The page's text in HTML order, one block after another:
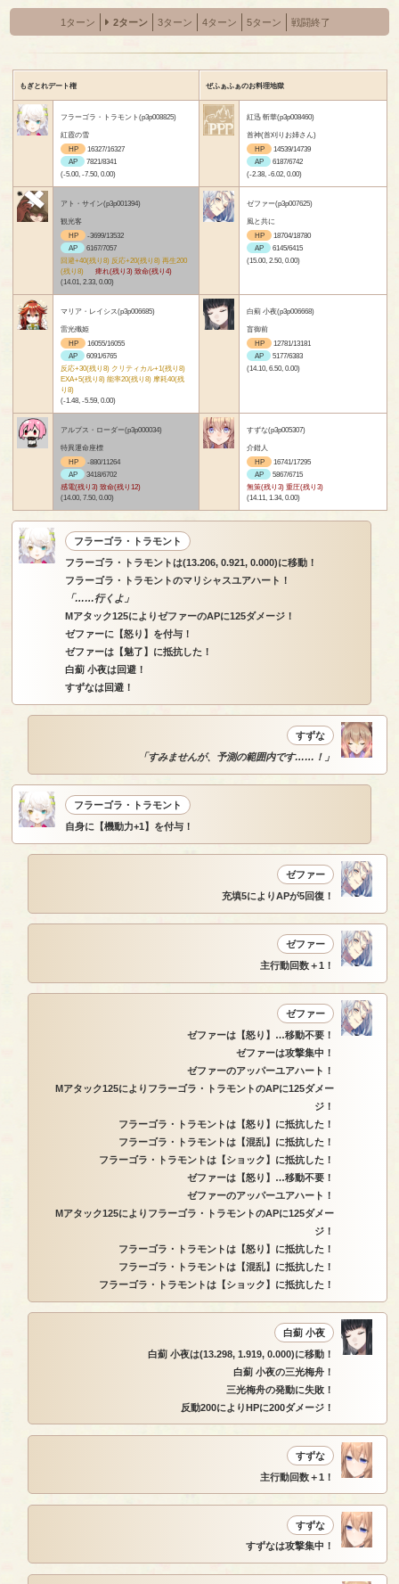
1ターン 2ターン 3ターン 4ターン 5ターン 戦闘終了
もぎとれデート権 ぜふぁふぁのお料理地獄
フラーゴラ・トラモント(p3p008825)
紅霞の雪
HP
16327/16327
AP
7821/8341
(-5.00, -7.50, 0.00)
紅迅 斬華(p3p008460)
首神(首刈りお姉さん)
HP
14539/14739
AP
6187/6742
(-2.38, -6.02, 0.00)
アト・サイン(p3p001394)
観光客
HP
-3699/13532
AP
6167/7057
回避+40(残り8) 反応+20(残り8) 再生200
(残り8)
痺れ(残り3) 致命(残り4)
(14.01, 2.33, 0.00)
ゼファー(p3p007625)
風と共に
HP
18704/18780
AP
6145/6415
(15.00, 2.50, 0.00)
マリア・レイシス(p3p006685)
雷光殲姫
HP
16055/16055
AP
6091/6765
反応+30(残り8) クリティカル+1(残り8)
EXA+5(残り8) 能率20(残り8) 摩耗40(残
り8)
(-1.48, -5.59, 0.00)
白薊 小夜(p3p006668)
盲御前
HP
12781/13181
AP
5177/6383
(14.10, 6.50, 0.00)
アルプス・ローダー(p3p000034)
特異運命座標
HP
-880/11264
AP
3418/6702
感電(残り3) 致命(残り12)
(14.00, 7.50, 0.00)
すずな(p3p005307)
介錯人
HP
16741/17295
AP
5867/6715
無策(残り3) 重圧(残り3)
(14.11, 1.34, 0.00)
フラーゴラ・トラモント
フラーゴラ・トラモントは(13.206, 0.921, 0.000)に移動！
フラーゴラ・トラモントのマリシャスユアハート！
「……行くよ」
Mアタック125によりゼファーのAPに125ダメージ！
ゼファーに【怒り】を付与！
ゼファーは【魅了】に抵抗した！
白薊 小夜は回避！
すずなは回避！
すずな
「すみませんが、予測の範囲内です……！」
フラーゴラ・トラモント
自身に【機動力+1】を付与！
ゼファー
充填5によりAPが5回復！
ゼファー
主行動回数＋1！
ゼファー
ゼファーは【怒り】…移動不要！
ゼファーは攻撃集中！
ゼファーのアッパーユアハート！
Mアタック125によりフラーゴラ・トラモントのAPに125ダメー
ジ！
フラーゴラ・トラモントは【怒り】に抵抗した！
フラーゴラ・トラモントは【混乱】に抵抗した！
フラーゴラ・トラモントは【ショック】に抵抗した！
ゼファーは【怒り】…移動不要！
ゼファーのアッパーユアハート！
Mアタック125によりフラーゴラ・トラモントのAPに125ダメー
ジ！
フラーゴラ・トラモントは【怒り】に抵抗した！
フラーゴラ・トラモントは【混乱】に抵抗した！
フラーゴラ・トラモントは【ショック】に抵抗した！
白薊 小夜
白薊 小夜は(13.298, 1.919, 0.000)に移動！
白薊 小夜の三光梅舟！
三光梅舟の発動に失敗！
反動200によりHPに200ダメージ！
すずな
主行動回数＋1！
すずな
すずなは攻撃集中！